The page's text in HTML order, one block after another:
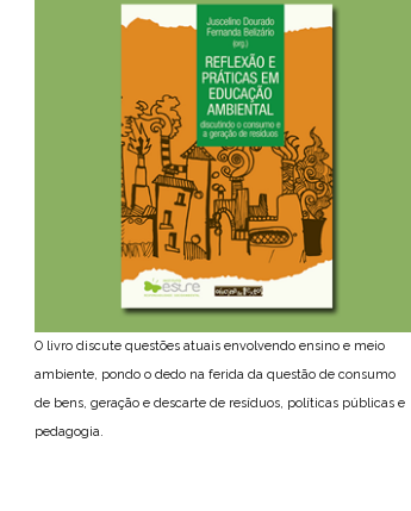
O livro discute questões atuais envolvendo ensino e meio
ambiente, pondo o dedo na ferida da questão de consumo
de bens, geração e descarte de resíduos, políticas públicas e
pedagogia.